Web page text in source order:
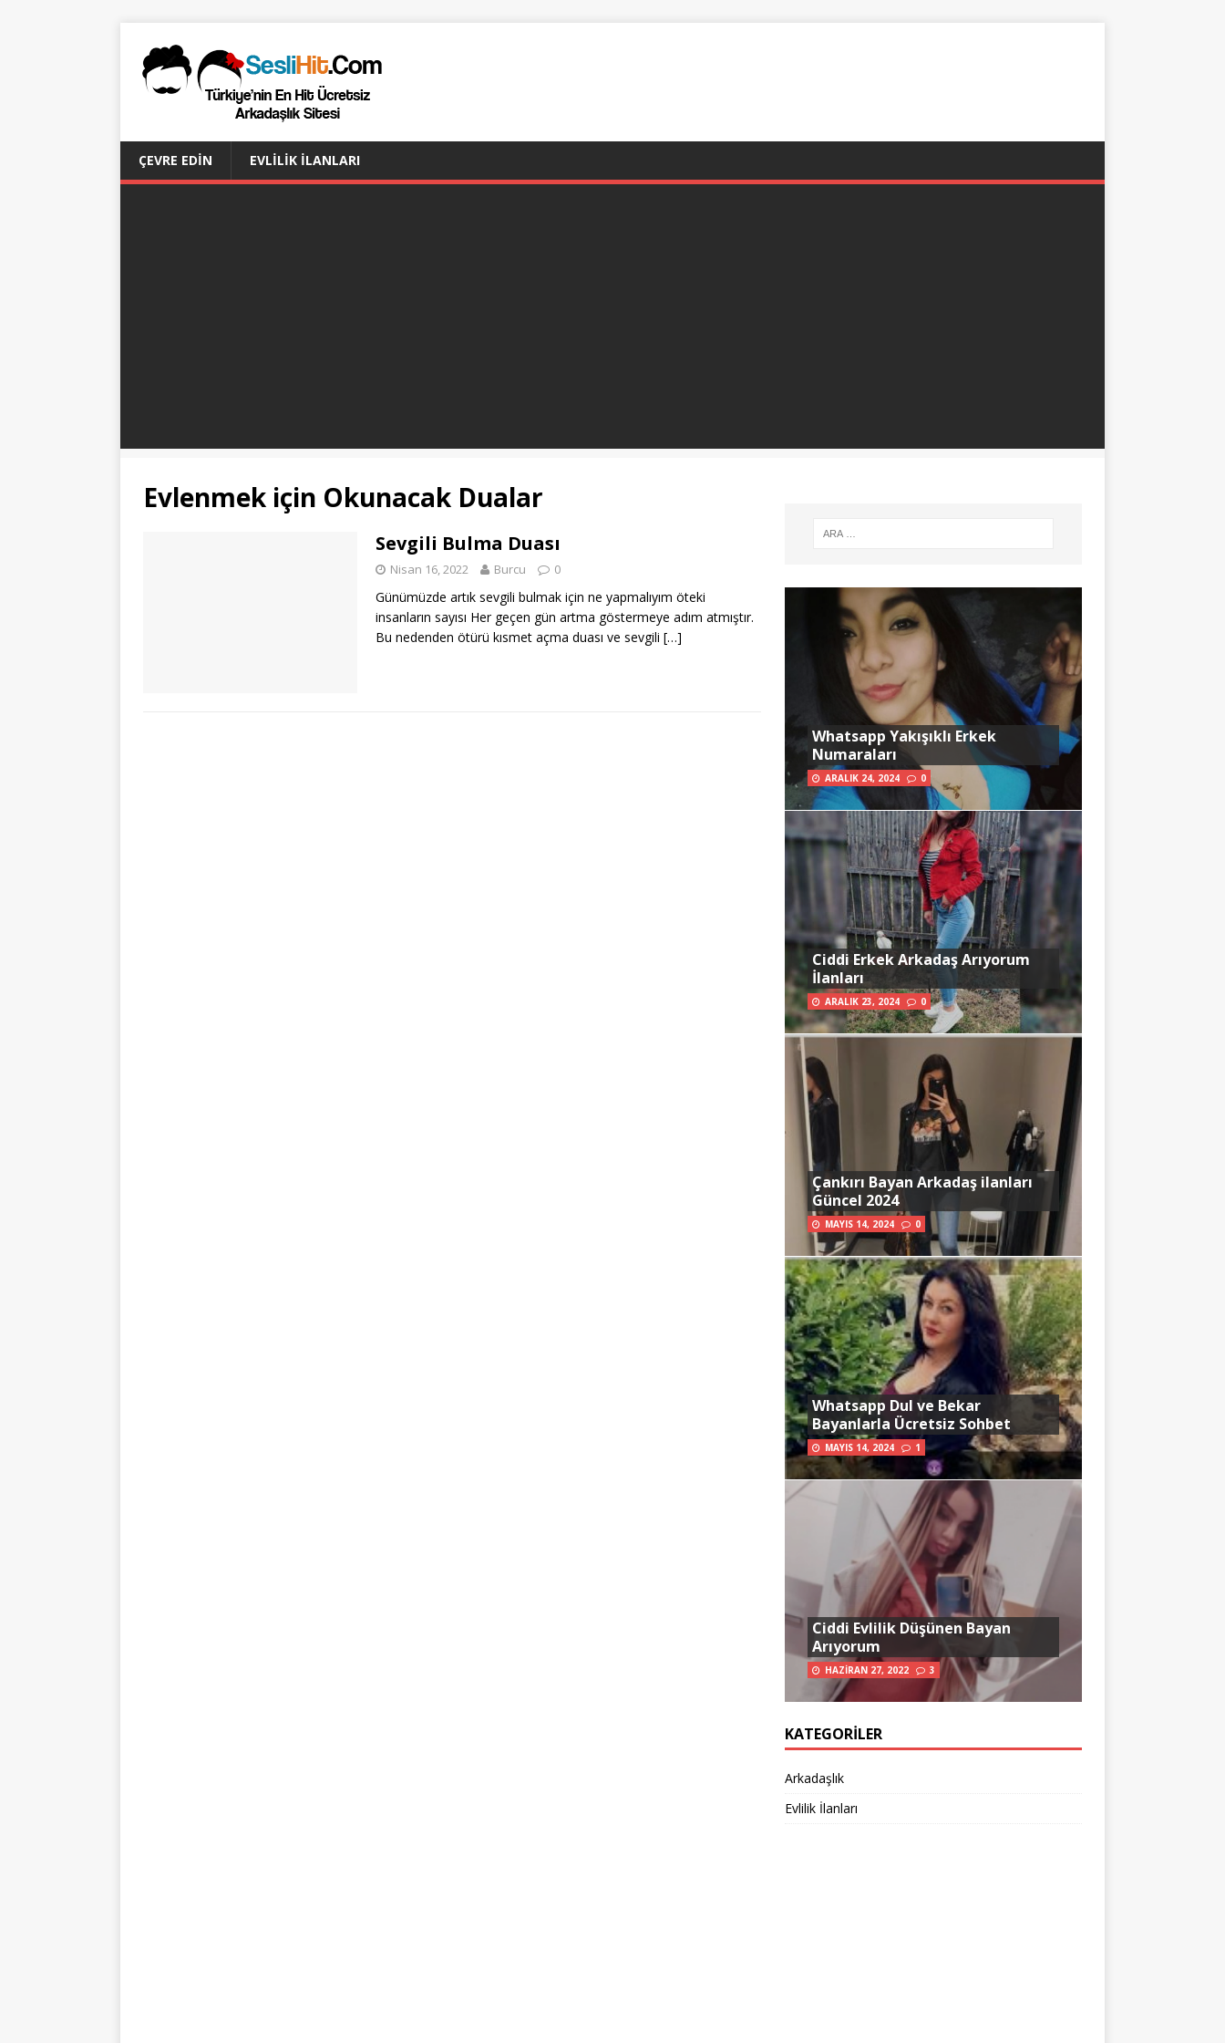
ÇEVRE EDIN EVLILIK İLANLARI
Evlenmek için Okunacak Dualar
Sevgili Bulma Duası
Nisan 16, 2022 Burcu 0
Günümüzde artık sevgili bulmak için ne yapmalıyım öteki
insanların sayısı Her geçen gün artma göstermeye adım atmıştır.
Bu nedenden ötürü kısmet açma duası ve sevgili […]
Whatsapp Yakışıklı Erkek
Numaraları
ARALIK 24, 2024 0
Ciddi Erkek Arkadaş Arıyorum
İlanları
ARALIK 23, 2024 0
Çankırı Bayan Arkadaş ilanları
Güncel 2024
MAYIS 14, 2024 0
Whatsapp Dul ve Bekar
Bayanlarla Ücretsiz Sohbet
MAYIS 14, 2024 1
Ciddi Evlilik Düşünen Bayan
Arıyorum
HAZIRAN 27, 2022 3
KATEGORILER
Arkadaşlık
Evlilik İlanları